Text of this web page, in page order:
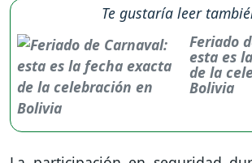
Te gustaría leer
Feriado
esta es
de la
Bolivia